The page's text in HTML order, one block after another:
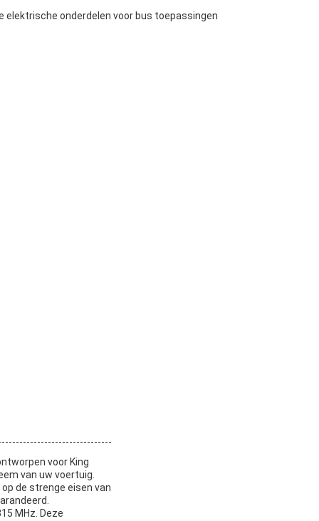
onderdelen voor bus toepassingen
voor King
van uw voertuig.
de strenge eisen van
MHz. Deze